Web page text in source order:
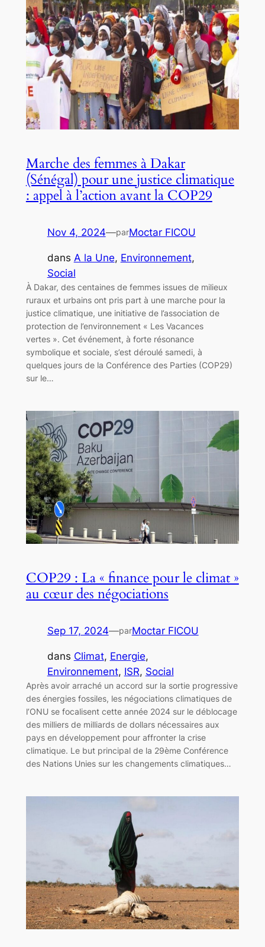
Marche des femmes à Dakar
(Sénégal) pour une justice climatique
: appel à l’action avant la COP29
Nov 4, 2024—parMoctar FICOU
dans A la Une, Environnement
Social
À Dakar, des centaines de femmes issues de milieux
ruraux et urbains ont pris part à une marche pour la
justice climatique, une initiative de l’association de
protection de l’environnement « Les Vacances
vertes ». Cet événement, à forte résonance
symbolique et sociale, s’est déroulé samedi, à
quelques jours de la Conférence des Parties (COP29)
sur le…
COP29 : La « finance pour le climat »
au cœur des négociations
Sep 17, 2024—parMoctar FICOU
dans Climat, Energie
Environnement, ISR, Social
Après avoir arraché un accord sur la sortie progressive
des énergies fossiles, les négociations climatiques de
l’ONU se focalisent cette année 2024 sur le déblocage
des milliers de milliards de dollars nécessaires aux
pays en développement pour affronter la crise
climatique. Le but principal de la 29ème Conférence
des Nations Unies sur les changements climatiques…